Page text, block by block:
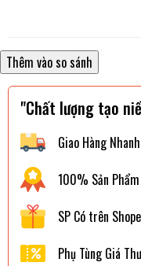
"Chất lượng tạo
Giao Hàng Nhanh
100% Sản
SP Có trên
Phụ Tùng Giá